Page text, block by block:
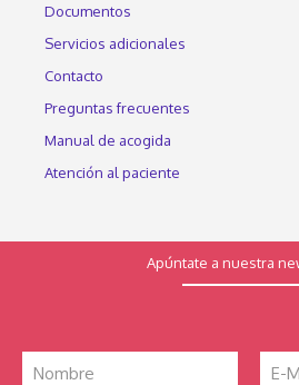
Documentos
Servicios adicionales
Contacto
Preguntas frecuentes
Manual de acogida
Atención al paciente
Apúntate a nuestra